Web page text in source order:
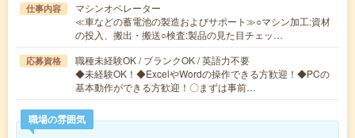
仕事内容
マシンオペレーター
≪車などの蓄電池の製造およびサポート≫○マシン加工:資材
の投入、搬出・搬送○検査:製品の見た目チェッ…
応募資格
職種未経験OK / ブランクOK / 英語力不要
◆未経験OK！◆ExcelやWordの操作できる方歓迎！◆PCの
基本動作ができる方歓迎！〇まずは事前…
職場の雰囲気